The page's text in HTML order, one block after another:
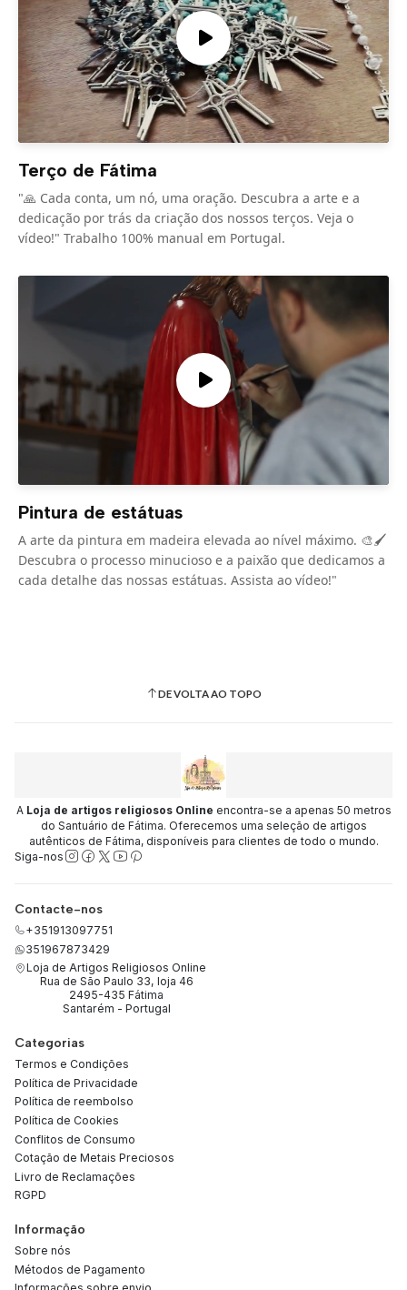
Terço de Fátima
"🙏 Cada conta, um nó, uma oração. Descubra a arte e a
dedicação por trás da criação dos nossos terços. Veja o
vídeo!" Trabalho 100% manual em Portugal.
Pintura de estátuas
A arte da pintura em madeira elevada ao nível máximo. 🎨🖌️
Descubra o processo minucioso e a paixão que dedicamos a
cada detalhe das nossas estátuas. Assista ao vídeo!"
DE VOLTA AO TOPO
A Loja de artigos religiosos Online encontra-se a apenas 50 metros
do Santuário de Fátima. Oferecemos uma seleção de artigos
autênticos de Fátima, disponíveis para clientes de todo o mundo.
Siga-nos
Contacte-nos
+351913097751
351967873429
Loja de Artigos Religiosos Online
Rua de São Paulo 33, loja 46
2495-435 Fátima
Santarém - Portugal
Categorias
Termos e Condições
Política de Privacidade
Política de reembolso
Política de Cookies
Conflitos de Consumo
Cotação de Metais Preciosos
Livro de Reclamações
RGPD
Informação
Sobre nós
Métodos de Pagamento